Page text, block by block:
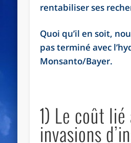
rentabiliser ses
Quoi qu’il en soit,
pas terminé avec
Monsanto/Bayer.
1) Le coût lié
invasions